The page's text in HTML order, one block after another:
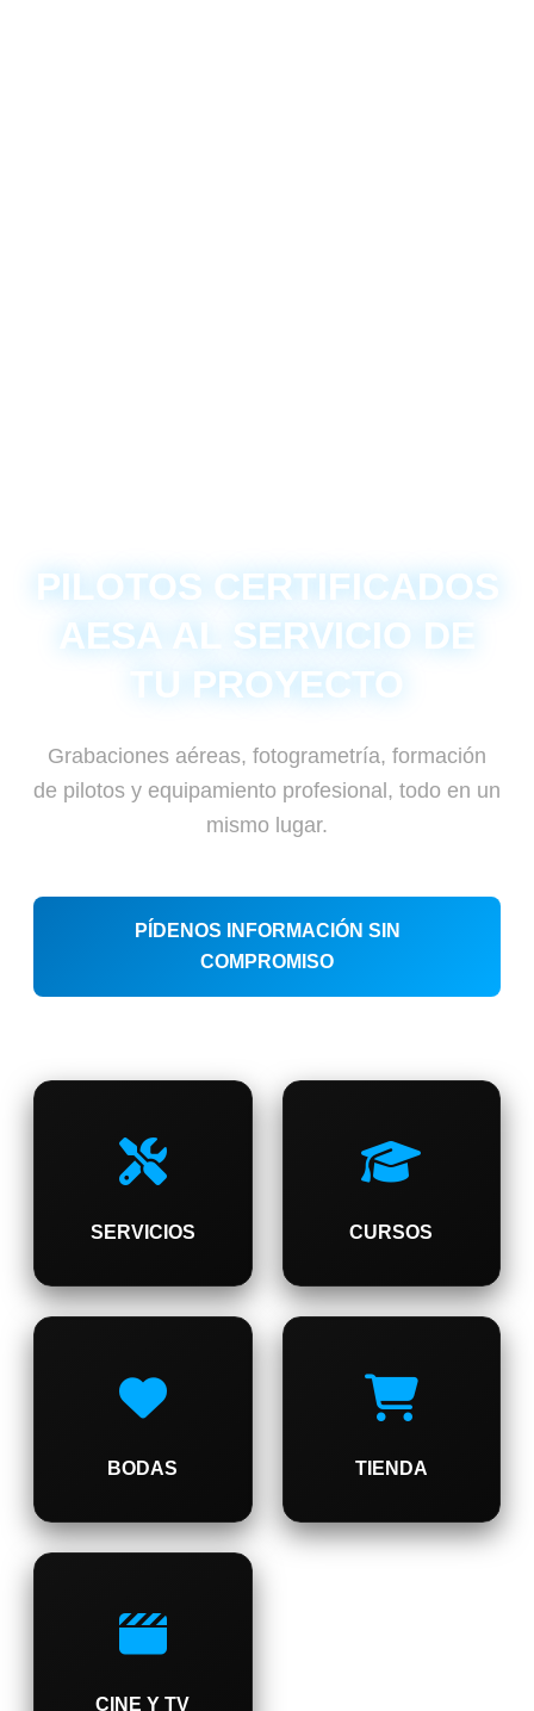
PILOTOS CERTIFICADOS
AESA AL SERVICIO DE
TU PROYECTO
Grabaciones aéreas, fotogrametría, formación
de pilotos y equipamiento profesional, todo en un
mismo lugar.
PÍDENOS INFORMACIÓN SIN
COMPROMISO
SERVICIOS CURSOS
BODAS TIENDA
CINE Y TV